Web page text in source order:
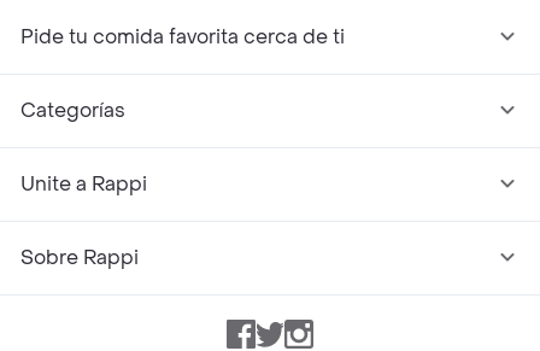
Pide tu comida favorita cerca de ti
Categorías
Unite a Rappi
Sobre Rappi
Facebook
TwitterInstagram